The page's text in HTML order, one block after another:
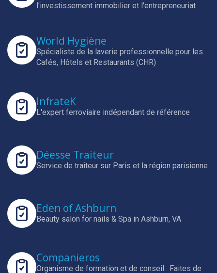
l'investissement immobilier et l'entrepreneuriat
World Hygiène
Spécialiste de la laverie professionnelle pour les
Cafés, Hôtels et Restaurants (CHR)
InfrateK
L'expert ferroviaire indépendant de référence
Déesse Traiteur
Service de traiteur sur Paris et la région parisienne
Eden of Ashburn
Beauty salon for nails & Spa in Ashburn, VA
Companieros
Organisme de formation et de conseil : Faites de